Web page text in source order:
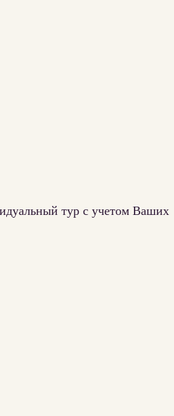
тур с учетом Ваших